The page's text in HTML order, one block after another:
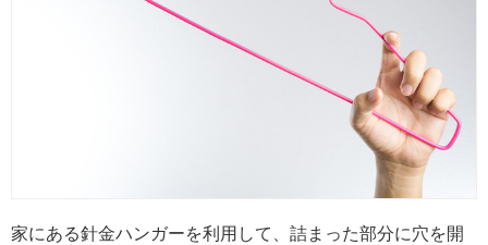
家にある針金ハンガーを利用して、詰まった部分に穴を開